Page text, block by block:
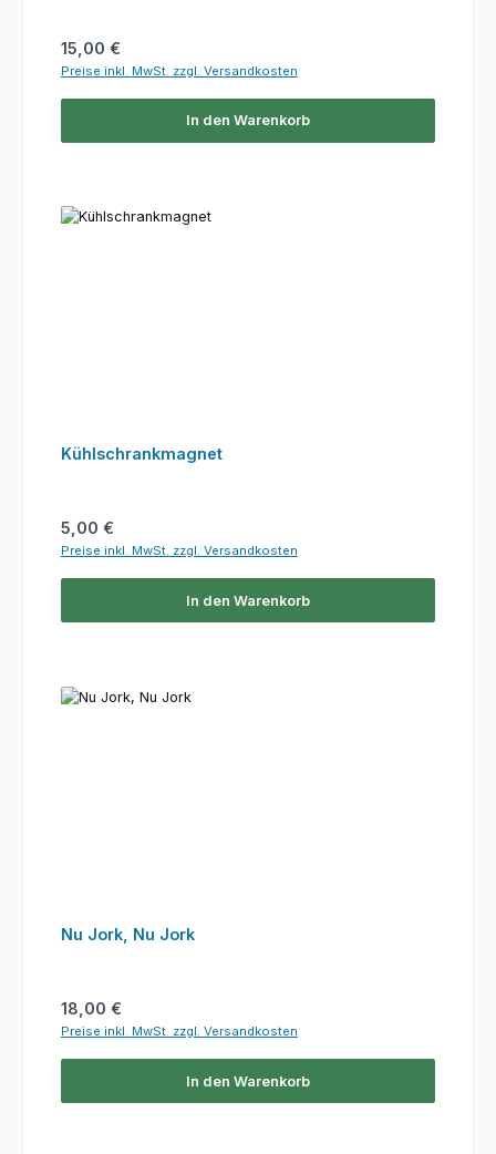
Regulärer Preis:
15,00 €
Preise inkl. MwSt. zzgl. Versandkosten
In den Warenkorb
Kühlschrankmagnet
Regulärer Preis:
5,00 €
Preise inkl. MwSt. zzgl. Versandkosten
In den Warenkorb
Nu Jork, Nu Jork
Regulärer Preis:
18,00 €
Preise inkl. MwSt. zzgl. Versandkosten
In den Warenkorb